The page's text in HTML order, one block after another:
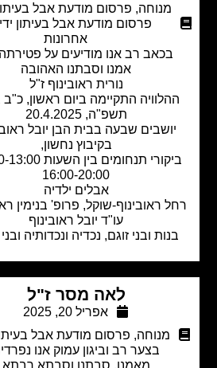
פרסום מודעת אבל בעיתון הארץ,
פרסום מודעת אבל בעיתון ידיעות
אחרונות
בכאב רב אנו מודיעים על פטירתה של
אמנו וסבתנו האהובה
נורית ראובינוף ז"ל
התקיימה ביום ראשון, כ"ב בניסן
תשפ"ה, 20.4.2025
יושבים שבעה בבית הבן יובל ראובינוף,
בקיבוץ נחשון,
ביקורי תנחומים בין השעות 09:00-13:00,
16:00-20:00
אבלים ילדיה
ראובינוף-שוקל, פרופ' בנימין ראובינוף,
עו"ד יובל ראובינוף
ובני זוגם, נכדיה ונכדותיה ובני זוגם.
לאה מסר ז"ל
אפריל 20, 2025
מנוחה
פרסום מודעת אבל בעיתון הארץ
בצער רב וביגון עמוק אנו נפרדים
מאמנו, סבתנו וסבתא רבתא